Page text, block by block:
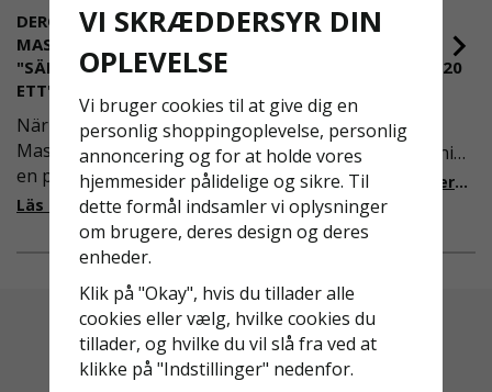
DEROME
MASKINUTHYRNING -
"SÄKERHET ÄR ALLTID PRIO
ETT"
När Derome
Maskinuthyrning behövde
en pålitlig partner inom
fallskydd och
säkerhetslösningar föll
valet på
Med daglig verksamhet på
hög höjd är det avgörande
för dem att samarbeta
med en leverantör som
Läs mer om varför Derome väljer oss
NYA REGLER FÖR
AFS2023:9 & EN1004:2020
Även om det kan verka
högst osannolikt så är
våra regler för rullställning
i Sverige slappare än de
från EU i skrivande stund,
men detta kommer det bli
ändring på. Från och med
föreskrifter i kraft i
Sverige gällande
rullställningar, med s
Läs mer om de nya reglerna!
VI SKRÆDDERSYR DIN
OPLEVELSE
Vi bruger cookies til at give dig en
personlig shoppingoplevelse, personlig
annoncering og for at holde vores
hjemmesider pålidelige og sikre. Til
dette formål indsamler vi oplysninger
om brugere, deres design og deres
enheder.
Klik på "Okay", hvis du tillader alle
cookies eller vælg, hvilke cookies du
tillader, og hvilke du vil slå fra ved at
klikke på "Indstillinger" nedenfor.